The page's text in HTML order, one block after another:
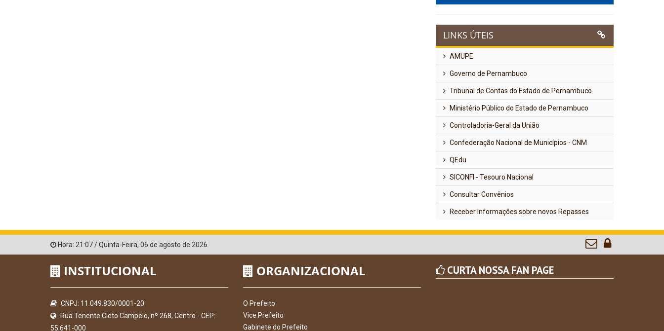
LINKS ÚTEIS
AMUPE
Governo de Pernambuco
Tribunal de Contas do Estado de Pernambuco
Ministério Público do Estado de Pernambuco
Controladoria-Geral da União
Confederação Nacional de Municípios - CNM
QEdu
SICONFI - Tesouro Nacional
Consultar Convênios
Receber Informações sobre novos Repasses
Hora: 21:07/Quinta-Feira, 06 de agosto de 2026
INSTITUCIONAL
CNPJ: 11.049.830/0001-20
Rua Tenente Cleto Campelo, nº 268, Centro - CEP:
55.641-000
ORGANIZACIONAL
O Prefeito
Vice Prefeito
Gabinete do Prefeito
CURTA NOSSA FAN PAGE